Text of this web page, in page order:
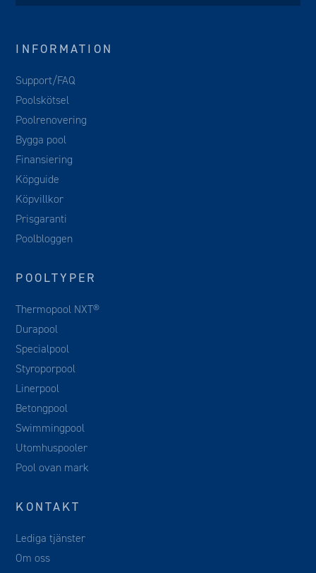
INFORMATION
Support/FAQ
Poolskötsel
Poolrenovering
Bygga pool
Finansiering
Köpguide
Köpvillkor
Prisgaranti
Poolbloggen
POOLTYPER
Thermopool NXT®
Durapool
Specialpool
Styroporpool
Linerpool
Betongpool
Swimmingpool
Utomhuspooler
Pool ovan mark
KONTAKT
Lediga tjänster
Om oss